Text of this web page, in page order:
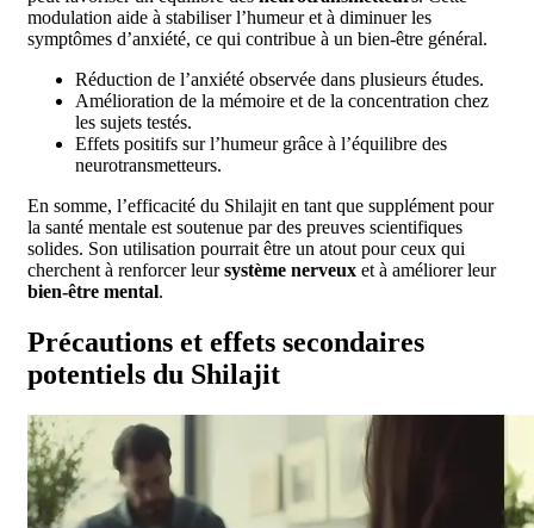
modulation aide à stabiliser l’humeur et à diminuer les
symptômes d’anxiété, ce qui contribue à un bien-être général.
Réduction de l’anxiété observée dans plusieurs études.
Amélioration de la mémoire et de la concentration chez
les sujets testés.
Effets positifs sur l’humeur grâce à l’équilibre des
neurotransmetteurs.
En somme, l’efficacité du Shilajit en tant que supplément pour
la santé mentale est soutenue par des preuves scientifiques
solides. Son utilisation pourrait être un atout pour ceux qui
cherchent à renforcer leursystème nerveux et à améliorer leur
bien-être mental.
Précautions et effets secondaires
potentiels du Shilajit